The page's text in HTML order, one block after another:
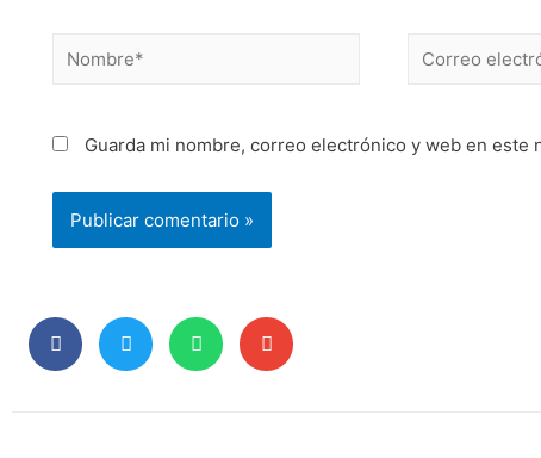
Guarda mi nombre, correo electrónico y web en este